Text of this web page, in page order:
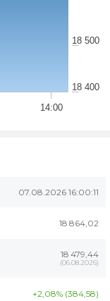
14:00
18 400
18 500
07.08.2026 16:00:11
18 864,02
18 479,44
(06.08.2026)
+2,08% (384,58)